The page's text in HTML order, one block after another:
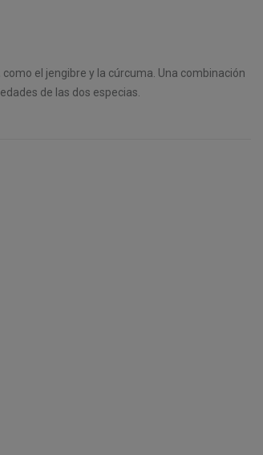
el jengibre y la cúrcuma. Una combinación
de las dos especias.